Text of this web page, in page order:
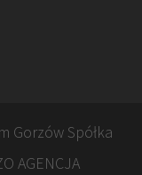
Gorzów Spółka
AGENCJA